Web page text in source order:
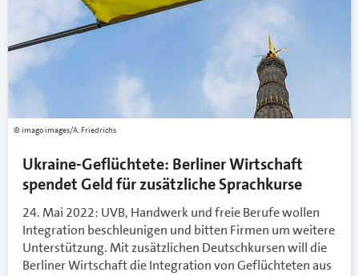
imago images/A. Friedrichs
Ukraine-Geflüchtete: Berliner Wirtschaft
spendet Geld für zusätzliche Sprachkurse
24. Mai 2022: UVB, Handwerk und freie Berufe wollen
Integration beschleunigen und bitten Firmen um weitere
Unterstützung. Mit zusätzlichen Deutschkursen will die
Berliner Wirtschaft die Integration von Geflüchteten aus